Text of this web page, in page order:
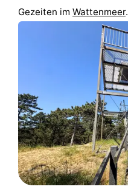
und
Veranstaltungen
Route
Fähre
Inselhüpfen
Reisebuchshop
Gezeiten im Wattenmeer.